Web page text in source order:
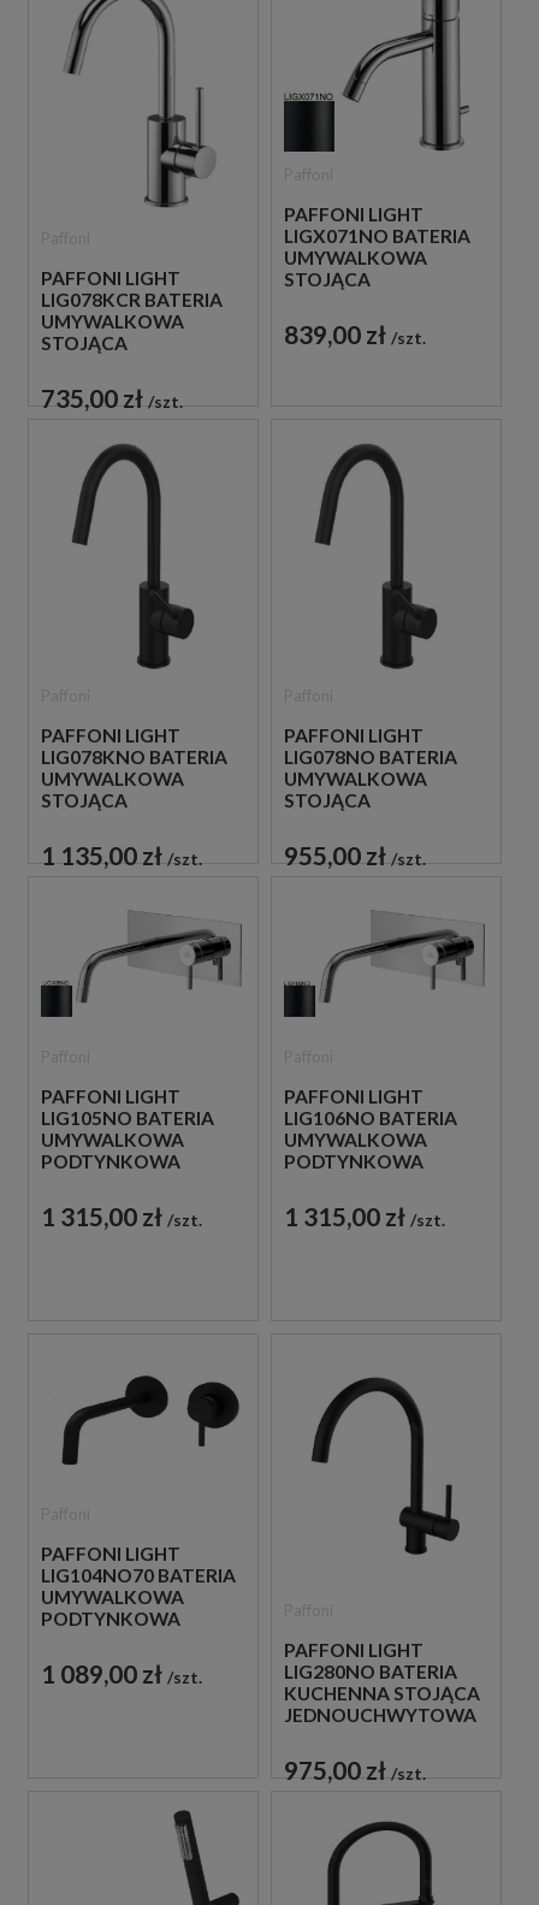
PAFFONI LIGHT
LIG078KCR BATERIA
UMYWALKOWA
STOJĄCA
CHROM
735,00 zł szt.
PAFFONI LIGHT
LIGX071NO BATERIA
UMYWALKOWA
STOJĄCA
CZARNA
839,00 zł szt.
PAFFONI LIGHT
LIG078KNO BATERIA
UMYWALKOWA
STOJĄCA
CZARNA
1 135,00 zł szt.
PAFFONI LIGHT
LIG078NO BATERIA
UMYWALKOWA
STOJĄCA
CZARNA
955,00 zł szt.
PAFFONI LIGHT
LIG105NO BATERIA
UMYWALKOWA
PODTYNKOWA
CZARNA
1 315,00 zł szt.
PAFFONI LIGHT
LIG106NO BATERIA
UMYWALKOWA
PODTYNKOWA
CZARNA
1 315,00 zł szt.
PAFFONI LIGHT
LIG104NO70 BATERIA
UMYWALKOWA
PODTYNKOWA
CZARNA
1 089,00 zł szt.
PAFFONI LIGHT
LIG280NO BATERIA
KUCHENNA STOJĄCA
JEDNOUCHWYTOWA
975,00 zł szt.